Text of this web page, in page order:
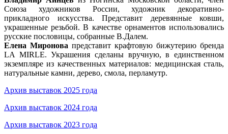
Союза художников России, художник декоративно-
прикладного искусства. Представит деревянные ковши,
украшенные резьбой. В качестве орнаментов использовались
русские пословицы, собранные В.Далем.
Елена Миронова представит крафтовую бижутерию бренда
LA MIRLE. Украшения сделаны вручную, в единственном
экземпляре из качественных материалов: медицинская сталь,
натуральные камни, дерево, смола, перламутр.
Архив выставок 2025 года
Архив выставок 2024 года
Архив выставок 2023 года